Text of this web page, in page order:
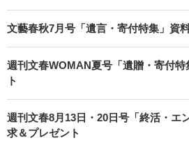
文藝春秋7月号「遺言・寄付特集」資
週刊文春WOMAN夏号「遺贈・寄付
ト
週刊文春8月13日・20日号「終活・エ
求＆プレゼント